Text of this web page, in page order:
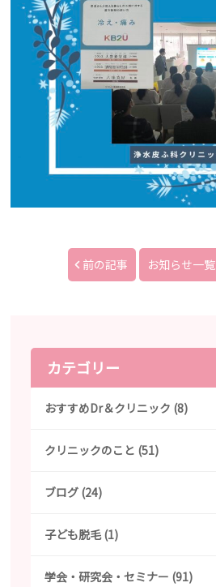
前の記事 お知らせ一覧
カテゴリー
おすすめDr＆クリニック (8)
クリニックのこと (51)
ブログ (24)
子ども脱毛 (1)
学会・研究会・セミナー (91)